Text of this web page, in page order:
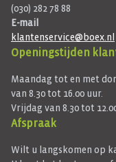
(030) 282 78 88
E-mail
klantenservice@boex.nl
Openingstijden
Maandag tot en met
van 8.30 tot 16.00 uur.
Vrijdag van 8.30 tot
Afspraak
Wilt u langskomen op